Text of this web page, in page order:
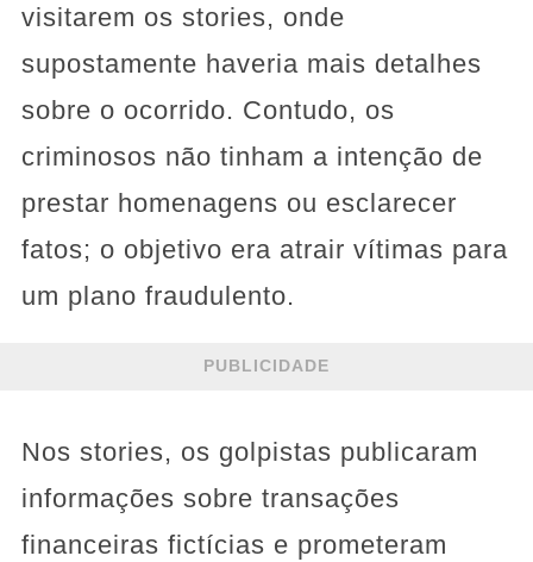
visitarem os stories, onde
supostamente haveria mais detalhes
sobre o ocorrido. Contudo, os
criminosos não tinham a intenção de
prestar homenagens ou esclarecer
fatos; o objetivo era atrair vítimas para
um plano fraudulento.
PUBLICIDADE
Nos stories, os golpistas publicaram
informações sobre transações
financeiras fictícias e prometeram